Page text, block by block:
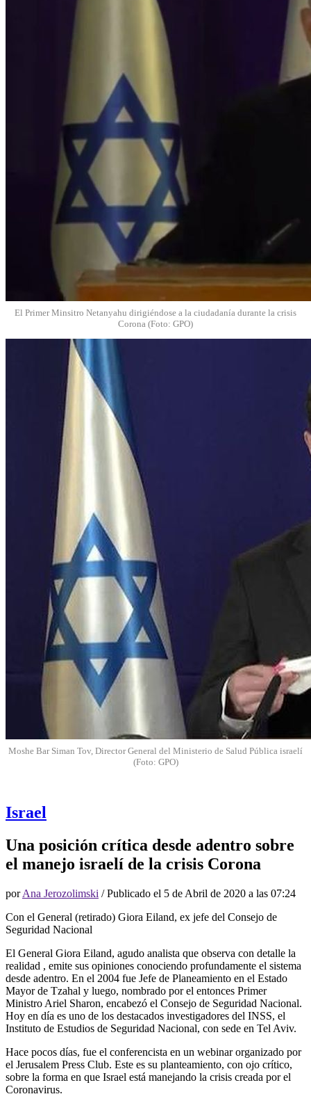
El Primer Minsitro Netanyahu dirigiéndose a la ciudadanía durante la crisis
Corona (Foto: GPO)
Moshe Bar Siman Tov, Director General del Ministerio de Salud Pública israelí
(Foto: GPO)
Israel
Una posición crítica desde adentro sobre
el manejo israelí de la crisis Corona
porAna Jerozolimski / Publicado el 5 de Abril de 2020 a las 07:24
Con el General (retirado) Giora Eiland, ex jefe del Consejo de
Seguridad Nacional
El General Giora Eiland, agudo analista que observa con detalle la
realidad , emite sus opiniones conociendo profundamente el sistema
desde adentro. En el 2004 fue Jefe de Planeamiento en el Estado
Mayor de Tzahal y luego, nombrado por el entonces Primer
Ministro Ariel Sharon, encabezó el Consejo de Seguridad Nacional.
Hoy en día es uno de los destacados investigadores del INSS, el
Instituto de Estudios de Seguridad Nacional, con sede en Tel Aviv.
Hace pocos días, fue el conferencista en un webinar organizado por
el Jerusalem Press Club. Este es su planteamiento, con ojo crítico,
sobre la forma en que Israel está manejando la crisis creada por el
Coronavirus.